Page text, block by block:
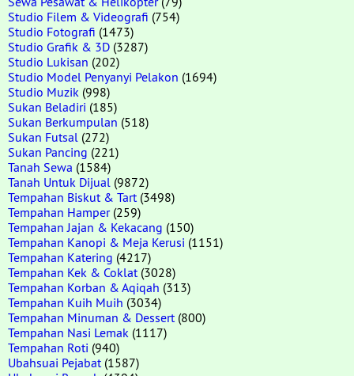
Studio Filem & Videografi (754)
Studio Fotografi (1473)
Studio Grafik & 3D (3287)
Studio Lukisan (202)
Studio Model Penyanyi Pelakon (1694)
Studio Muzik (998)
Sukan Beladiri (185)
Sukan Berkumpulan (518)
Sukan Futsal (272)
Sukan Pancing (221)
Tanah Sewa (1584)
Tanah Untuk Dijual (9872)
Tempahan Biskut & Tart (3498)
Tempahan Hamper(259)
Tempahan Jajan & Kekacang (150)
Tempahan Kanopi & Meja Kerusi (1151)
Tempahan Katering (4217)
Tempahan Kek & Coklat (3028)
Tempahan Korban & Aqiqah (313)
Tempahan Kuih Muih (3034)
Tempahan Minuman & Dessert (800)
Tempahan Nasi Lemak (1117)
Tempahan Roti (940)
Ubahsuai Pejabat (1587)